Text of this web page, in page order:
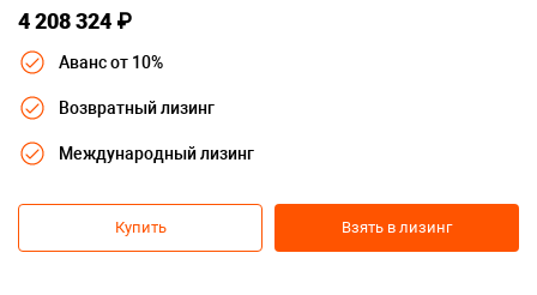
4 208 324 ₽
Аванс от 10%
Возвратный лизинг
Международный лизинг
Купить Взять в лизинг